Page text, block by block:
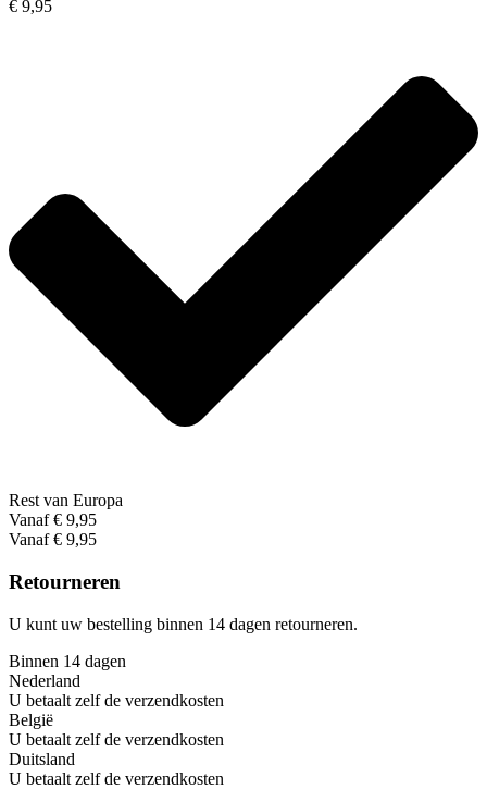
€ 9,95
Rest van Europa
Vanaf € 9,95
Vanaf € 9,95
Retourneren
U kunt uw bestelling binnen 14 dagen retourneren.
Binnen 14 dagen
Nederland
U betaalt zelf de verzendkosten
België
U betaalt zelf de verzendkosten
Duitsland
U betaalt zelf de verzendkosten